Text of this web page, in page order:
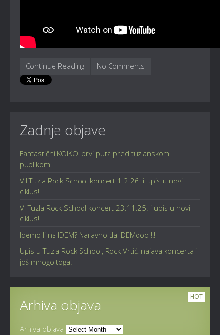
Continue Reading No Comments
Zadnje objave
Fantastični KOIKOI prvi puta pred tuzlanskom
publikom!
VII Tuzla Rock School koncert 1.2.26. i upis u novi
ciklus!
VI Tuzla Rock School koncert 23.11.25. i upis u novi
ciklus!
Idemo li na IDEM? Naravno da IDEMooo !!!
Upis u Tuzla Rock School, Rock Vrtić, najava koncerta i
još mnogo toga!
HOT
Arhiva objava
Arhiva objava